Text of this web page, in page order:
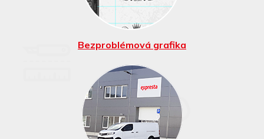
Bezproblémová grafika
Rychlá výroba a
doručení